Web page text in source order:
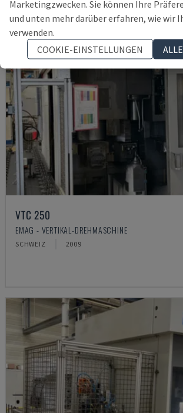
VTC 250
EMAG - VERTIKAL-DREHMASCHINE
SCHWEIZ 2009
Marketingzwecken. Sie können Ihre
und unten mehr darüber erfahren, wie wir
verwenden.
COOKIE-EINSTELLUNGEN